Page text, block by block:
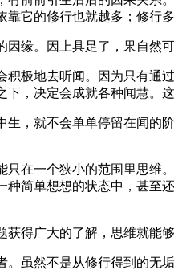
它的修行也就越多；修行
。因上具足了，果自然可
地去听闻。因为只有通过
，决定会成就各种闻慧。
就不会单单停留在闻的阶
一个狭小的范围里思维
简单想想的状态中，甚
广大的了解，思维就能够
然不是从修行得到的无